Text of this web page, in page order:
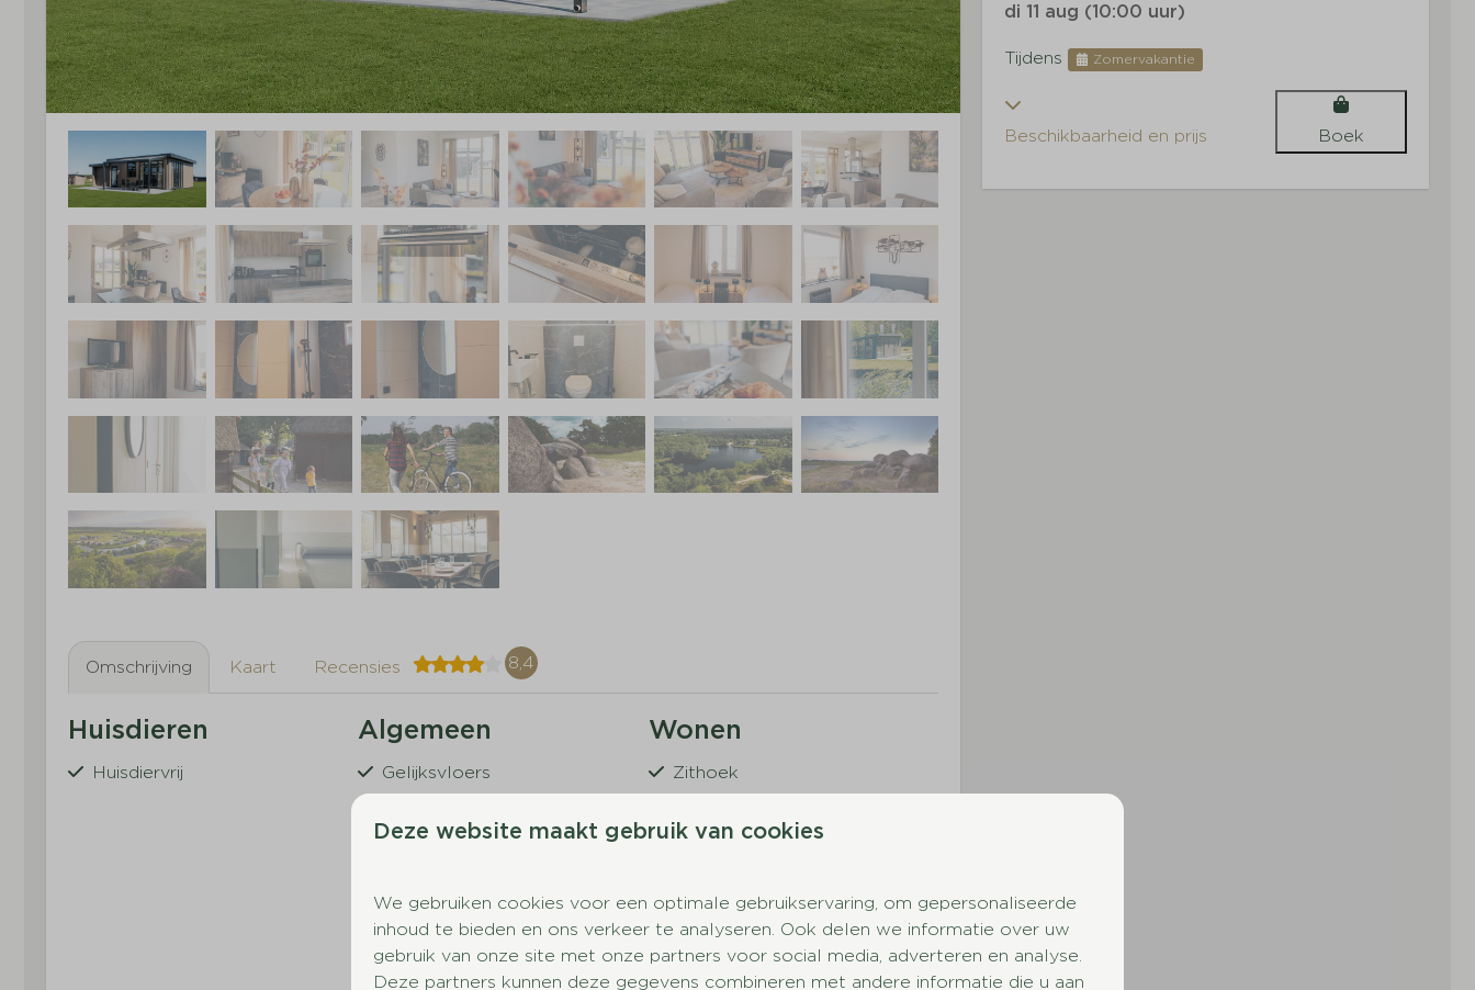
Omschrijving Kaart Recensies 8,4
Huisdieren
Huisdiervrij
Algemeen
Gelijksvloers
Rookvrij
Chalet
Fietsschuur met oplaadpunt
Wonen
Zithoek
TV
Toon meer ↓
di 11 aug (10:00 uur)
Tijdens Zomervakantie
Beschikbaarheid en prijs Boek
Deze website maakt gebruik van cookies
We gebruiken cookies voor een optimale gebruikservaring, om gepersonaliseerde
inhoud te bieden en ons verkeer te analyseren. Ook delen we informatie over uw
gebruik van onze site met onze partners voor social media, adverteren en analyse.
Deze partners kunnen deze gegevens combineren met andere informatie die u aan